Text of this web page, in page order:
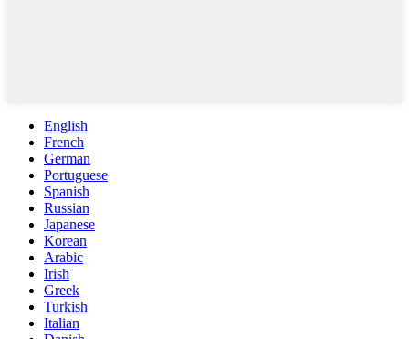
English
French
German
Portuguese
Spanish
Russian
Japanese
Korean
Arabic
Irish
Greek
Turkish
Italian